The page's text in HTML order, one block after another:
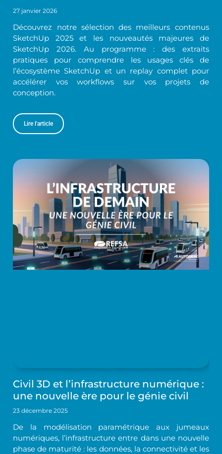
27 janvier 2026
Découvrez notre sélection des meilleurs contenus
SketchUp 2025 et les nouveautés majeures de
SketchUp 2026. Au programme : des extraits
pratiques pour comprendre les usages clés de
l’écosystème SketchUp et un replay complet pour
accélérer vos workflows sur vos projets de
conception.
Lire l'article
Civil 3D et l’infrastructure numérique :
une nouvelle ère pour le génie civil
23 décembre 2025
De la modélisation paramétrique aux jumeaux
numériques, l’infrastructure entre dans une nouvelle
phase de maturité : les données, la connectivité et les